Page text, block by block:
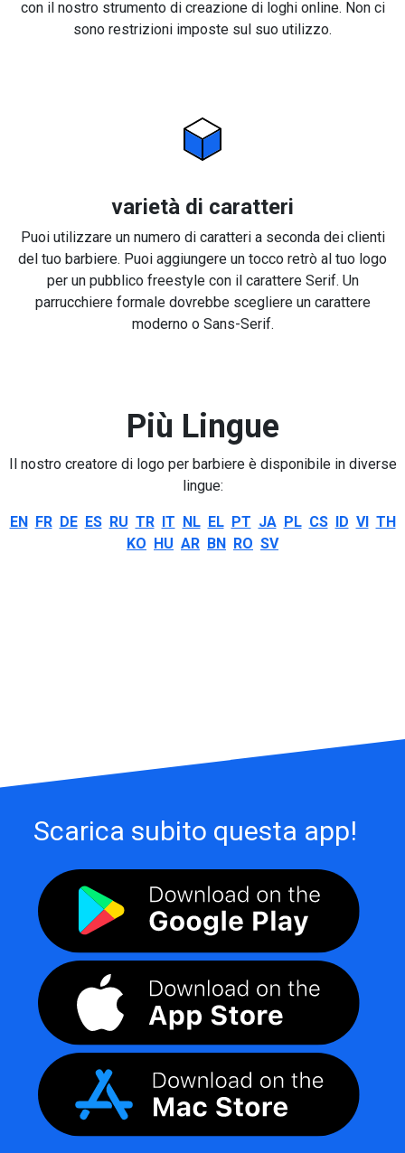
con il nostro strumento di creazione di loghi online. Non ci
sono restrizioni imposte sul suo utilizzo.
varietà di caratteri
Puoi utilizzare un numero di caratteri a seconda dei clienti
del tuo barbiere. Puoi aggiungere un tocco retrò al tuo logo
per un pubblico freestyle con il carattere Serif. Un
parrucchiere formale dovrebbe scegliere un carattere
moderno o Sans-Serif.
Più Lingue
Il nostro creatore di logo per barbiere è disponibile in diverse
lingue:
EN FR DE ES RU TR IT NL EL PT JA PL CS ID VI TH
KO HU AR BN RO SV
Scarica subito questa app!